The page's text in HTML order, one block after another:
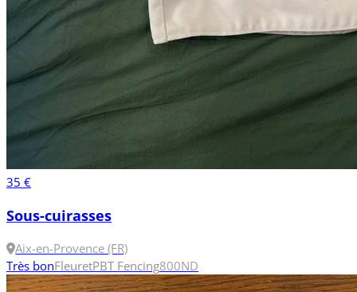
35 €
Sous-cuirasses
Aix-en-Provence (FR)
Très bonFleuretPBT Fencing800ND